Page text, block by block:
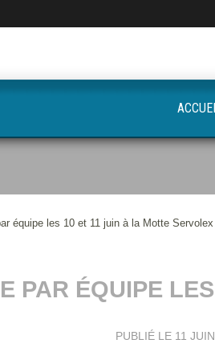
équipe les 10 et 11 juin à la Motte Servolex
PAR ÉQUIPE
PUBLIÉ LE 11